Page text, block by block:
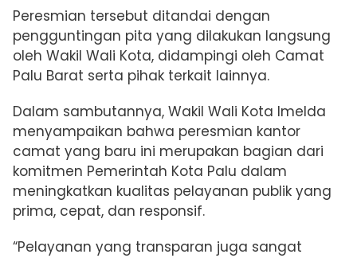
Peresmian tersebut ditandai dengan
pengguntingan pita yang dilakukan langsung
oleh Wakil Wali Kota, didampingi oleh Camat
Palu Barat serta pihak terkait lainnya.
Dalam sambutannya, Wakil Wali Kota Imelda
menyampaikan bahwa peresmian kantor
camat yang baru ini merupakan bagian dari
komitmen Pemerintah Kota Palu dalam
meningkatkan kualitas pelayanan publik yang
prima, cepat, dan responsif.
“Pelayanan yang transparan juga sangat